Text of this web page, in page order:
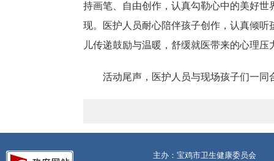
持画笔、自由创作，认真勾勒心中的美好
现。医护人员耐心陪伴孩子创作，认真倾
儿传递鼓励与温暖，舒缓就医带来的心理压
活动尾声，医护人员与现场孩子们一
主办：宝鸡市卫生健康委员会